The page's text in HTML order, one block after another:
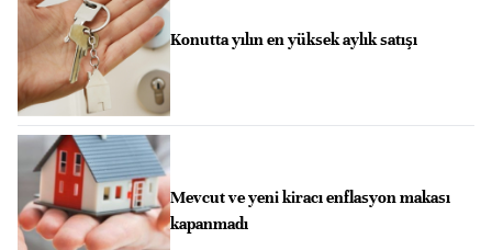
Konutta yılın en yüksek aylık satışı
Mevcut ve yeni kiracı enflasyon makası
kapanmadı